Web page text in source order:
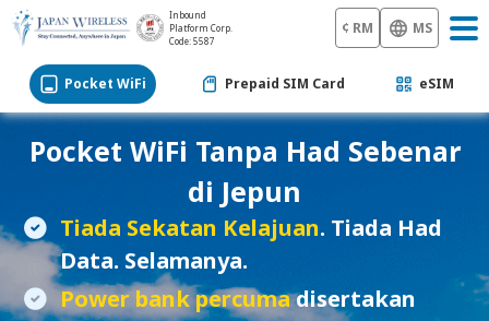
Inbound
Platform Corp.
Code: 5587
¢ RM MS
Pocket WiFi Prepaid SIM Card eSIM
Pocket WiFi Tanpa Had Sebenar
di Jepun
Tiada Sekatan Kelajuan. Tiada Had
Data. Selamanya.
Power bank percumadisertakan